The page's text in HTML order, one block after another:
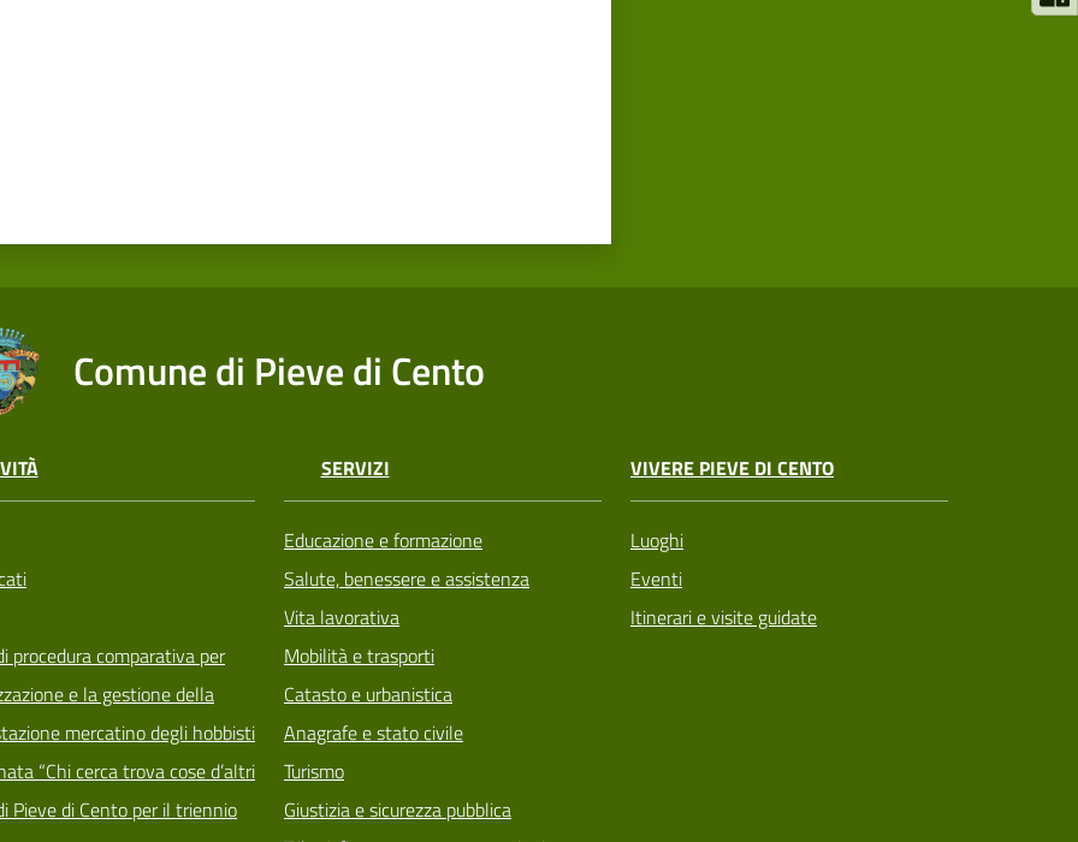
Comune di Pieve di Cento
procedura comparativa per
e la gestione della
mercatino degli hobbisti
“Chi cerca trova cose d’altri
Pieve di Cento per il triennio
SERVIZI
Educazione e formazione
Salute, benessere e assistenza
Vita lavorativa
Mobilità e trasporti
Catasto e urbanistica
Anagrafe e stato civile
Turismo
Giustizia e sicurezza pubblica
VIVERE PIEVE DI CENTO
Luoghi
Eventi
Itinerari e visite guidate